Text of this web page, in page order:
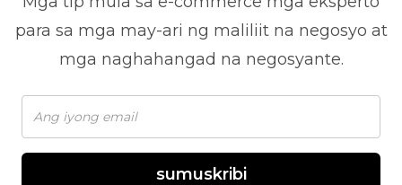
para sa mga may-ari ng maliliit na negosyo at
mga naghahangad na negosyante.
sumuskribi